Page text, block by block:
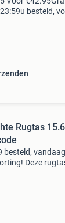
besteld,
Rugtas
besteld,
Deze